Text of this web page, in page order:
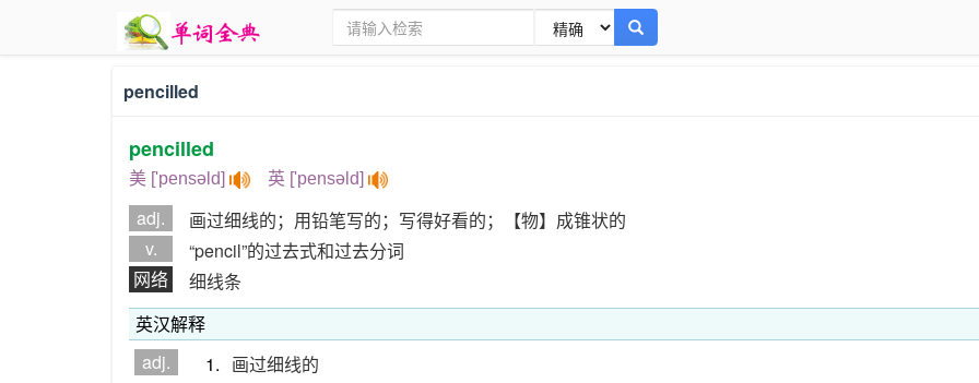
pencilled
pencilled
美 ['pensəld] 英 ['pensəld]
adj.
画过细线的；用铅笔写的；写得好看的；【物】成锥状的
v.
“pencil”的过去式和过去分词
网络
细线条
英汉解释
adj.
1. 画过细线的